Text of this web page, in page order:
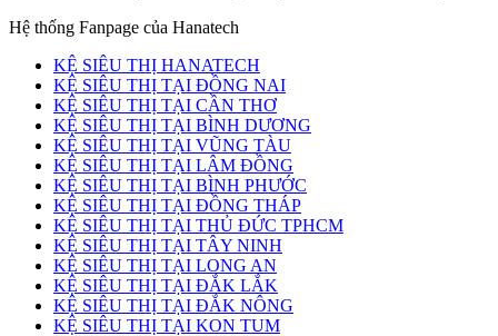
Hệ thống Fanpage của Hanatech
KỆ SIÊU THỊ HANATECH
KỆ SIÊU THỊ TẠI ĐỒNG NAI
KỆ SIÊU THỊ TẠI CẦN THƠ
KỆ SIÊU THỊ TẠI BÌNH DƯƠNG
KỆ SIÊU THỊ TẠI VŨNG TÀU
KỆ SIÊU THỊ TẠI LÂM ĐỒNG
KỆ SIÊU THỊ TẠI BÌNH PHƯỚC
KỆ SIÊU THỊ TẠI ĐỒNG THÁP
KỆ SIÊU THỊ TẠI THỦ ĐỨC TPHCM
KỆ SIÊU THỊ TẠI TÂY NINH
KỆ SIÊU THỊ TẠI LONG AN
KỆ SIÊU THỊ TẠI ĐẮK LẮK
KỆ SIÊU THỊ TẠI ĐẮK NÔNG
KỆ SIÊU THỊ TẠI KON TUM